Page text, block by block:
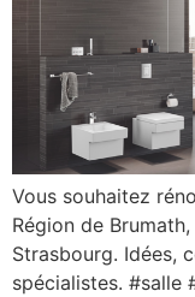
Vous souhaitez
Région de
Strasbourg. Idées,
spécialistes. #salle